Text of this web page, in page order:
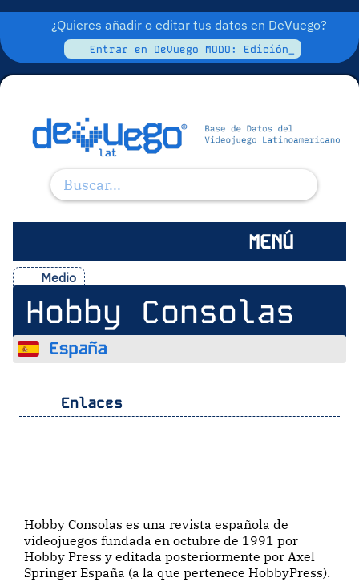
¿Quieres añadir o editar tus datos en DeVuego?
Entrar en DeVuego MODO: Edición_
MENÚ
Medio
Hobby Consolas
España
Enlaces
Hobby Consolas es una revista española de
videojuegos fundada en octubre de 1991 por
Hobby Press y editada posteriormente por Axel
Springer España (a la que pertenece HobbyPress).